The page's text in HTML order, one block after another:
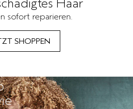
Haar
sofort reparieren.
SHOPPEN